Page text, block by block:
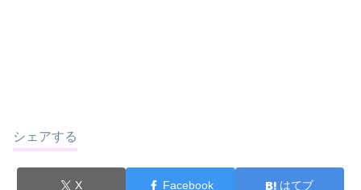
シェアする
X Facebook はてブ